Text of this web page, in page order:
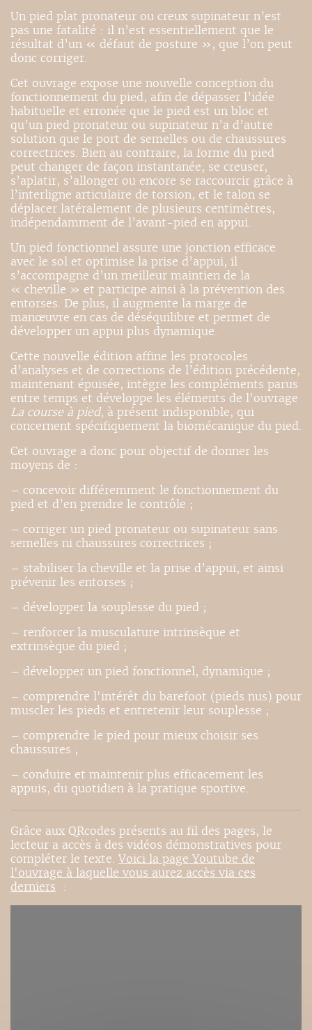
Un pied plat pronateur ou creux supinateur n’est
pas une fatalité : il n’est essentiellement que le
résultat d’un « défaut de posture », que l’on peut
donc corriger.
Cet ouvrage expose une nouvelle conception du
fonctionnement du pied, afin de dépasser l’idée
habituelle et erronée que le pied est un bloc et
qu’un pied pronateur ou supinateur n’a d’autre
solution que le port de semelles ou de chaussures
correctrices. Bien au contraire, la forme du pied
peut changer de façon instantanée, se creuser,
s’aplatir, s’allonger ou encore se raccourcir grâce à
l’interligne articulaire de torsion, et le talon se
déplacer latéralement de plusieurs centimètres,
indépendamment de l’avant-pied en appui.
Un pied fonctionnel assure une jonction efficace
avec le sol et optimise la prise d’appui, il
s’accompagne d’un meilleur maintien de la
« cheville » et participe ainsi à la prévention des
entorses. De plus, il augmente la marge de
manœuvre en cas de déséquilibre et permet de
développer un appui plus dynamique.
Cette nouvelle édition affine les protocoles
d’analyses et de corrections de l’édition précédente,
maintenant épuisée, intègre les compléments parus
entre temps et développe les éléments de l'ouvrage
La course à pied, à présent indisponible, qui
concernent spécifiquement la biomécanique du pied.
Cet ouvrage a donc pour objectif de donner les
moyens de :
– concevoir différemment le fonctionnement du
pied et d’en prendre le contrôle ;
– corriger un pied pronateur ou supinateur sans
semelles ni chaussures correctrices ;
– stabiliser la cheville et la prise d’appui, et ainsi
prévenir les entorses ;
– développer la souplesse du pied ;
– renforcer la musculature intrinsèque et
extrinsèque du pied ;
– développer un pied fonctionnel, dynamique ;
– comprendre l'intérêt du barefoot (pieds nus) pour
muscler les pieds et entretenir leur souplesse ;
– comprendre le pied pour mieux choisir ses
chaussures ;
– conduire et maintenir plus efficacement les
appuis, du quotidien à la pratique sportive.
Grâce aux QRcodes présents au fil des pages, le
lecteur a accès à des vidéos démonstratives pour
compléter le texte. Voici la page Youtube de
l'ouvrage à laquelle vous aurez accès via ces
derniers :